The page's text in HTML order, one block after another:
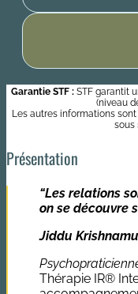
Garantie STF : STF garantit
(niveau
Les autres informations
sous
Présentation
“Les relations
on se découvre
Jiddu
Thérapie IR®